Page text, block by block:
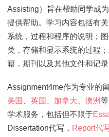
Assisting）旨在帮助同学成
提供帮助。学习内容包括有
系统，过程和程序的说明；
类，存储和显示系统的过程
籍，期刊以及其他文件和记录
Assignment4me作为专业的
美国
英国 加拿大 澳洲
学术服务，包括但不限于
Dissertation代写， Report代